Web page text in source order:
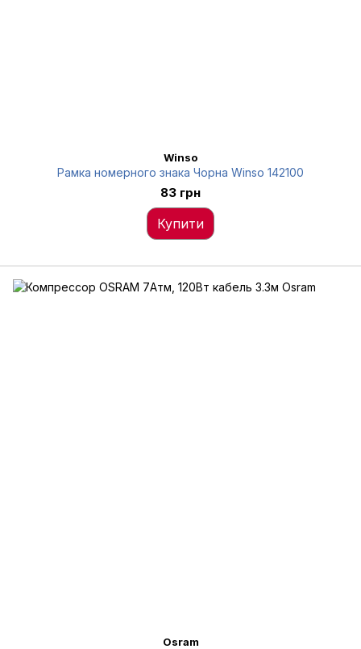
Winso
Рамка номерного знака Чорна Winso 142100
83 грн
Купити
Osram